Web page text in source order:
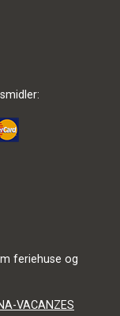
feriehuse og
VACANZES